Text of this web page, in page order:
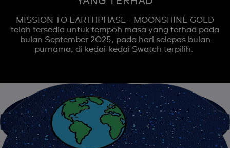
MISSION TO EARTHPHASE - MOONSHINE GOLD
telah tersedia untuk tempoh masa yang terhad pada
bulan September 2025, pada hari selepas bulan
purnama, di kedai-kedai Swatch terpilih.